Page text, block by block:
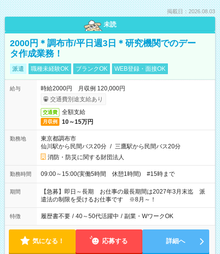
掲載日：2026.08.03
未読
2000円＊調布市/平日週3日＊研究機関でのデー
タ作成業務！
派遣 職種未経験OK ブランクOK WEB登録・面接OK
給与
時給2000円 月収例 120,000円
交通費別途支給あり
交通費 全額支給
月収例 10～15万円
勤務地
東京都調布市
仙川駅から民間バス20分 / 三鷹駅から民間バス20分
消防・防災に関する財団法人
勤務時間 09:00～15:00(実働5時間 休憩1時間) #15時まで
期間
【急募】即日～長期 お仕事の最長期間は2027年3月末迄 派
遣法の制限を受けるお仕事です ※8月～！
特徴 履歴書不要 / 40～50代活躍中 / 副業・WワークOK
気になる！ 応募する 詳細へ